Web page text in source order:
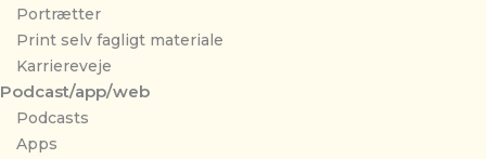
Portrætter
Print selv fagligt materiale
Karriereveje
Podcast/app/web
Podcasts
Apps